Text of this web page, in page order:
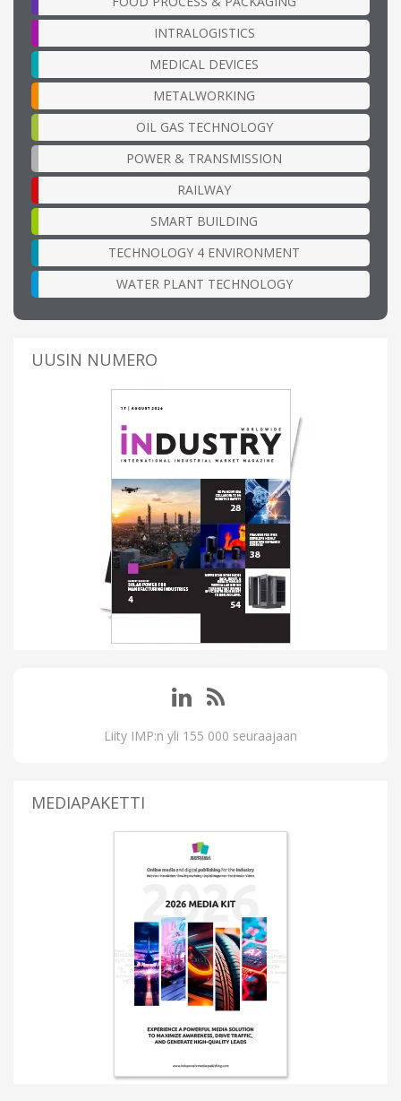
INTRALOGISTICS
MEDICAL DEVICES
METALWORKING
OIL GAS TECHNOLOGY
POWER & TRANSMISSION
RAILWAY
SMART BUILDING
TECHNOLOGY 4 ENVIRONMENT
WATER PLANT TECHNOLOGY
UUSIN NUMERO
Liity IMP:n yli 155 000 seuraajaan
MEDIAPAKETTI